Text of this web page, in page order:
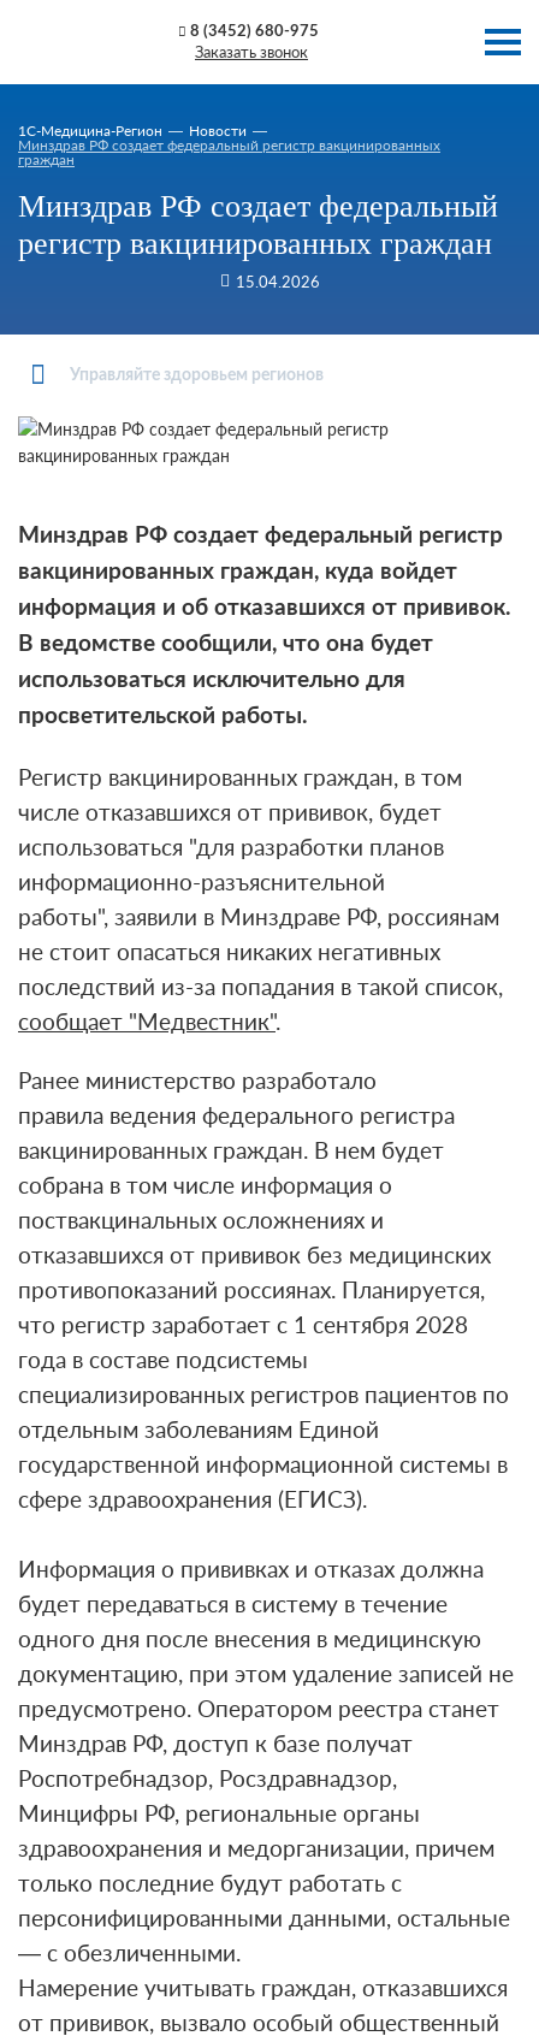
Заказать звонок
8 (3452) 680-975
1C-Медицина-Регион
Новости
Минздрав РФ создает федеральный регистр вакцинированных
граждан
Минздрав РФ создает федеральный
регистр вакцинированных граждан
15.04.2026
Управляйте здоровьем регионов
Минздрав РФ создает федеральный регистр
вакцинированных граждан, куда войдет
информация и об отказавшихся от прививок.
В ведомстве сообщили, что она будет
использоваться исключительно для
просветительской работы.
Регистр вакцинированных граждан, в том
числе отказавшихся от прививок, будет
использоваться "для разработки планов
информационно-разъяснительной
работы", заявили в Минздраве РФ, россиянам
не стоит опасаться никаких негативных
последствий из-за попадания в такой список,
сообщает "Медвестник".
Ранее министерство разработало
правила ведения федерального регистра
вакцинированных граждан. В нем будет
собрана в том числе информация о
поствакцинальных осложнениях и
отказавшихся от прививок без медицинских
противопоказаний россиянах. Планируется,
что регистр заработает с 1 сентября 2028
года в составе подсистемы
специализированных регистров пациентов по
отдельным заболеваниям Единой
государственной информационной системы в
сфере здравоохранения (ЕГИСЗ).
Информация о прививках и отказах должна
будет передаваться в систему в течение
одного дня после внесения в медицинскую
документацию, при этом удаление записей не
предусмотрено. Оператором реестра станет
Минздрав РФ, доступ к базе получат
Роспотребнадзор, Росздравнадзор,
Минцифры РФ, региональные органы
здравоохранения и медорганизации, причем
только последние будут работать с
персонифицированными данными, остальные
— с обезличенными.
Намерение учитывать граждан, отказавшихся
от прививок, вызвало особый общественный